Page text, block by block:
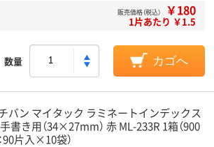
販売価格（税込） ￥180
1片あたり ￥1.5
数量 カゴへ
バン マイタック ラミネートインデックス
書き用（34×27mm） 赤 ML-233R 1箱（900
90片入×10袋）